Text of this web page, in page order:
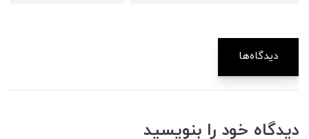
دیدگاه‌ها
دیدگاه خود را بنویسید